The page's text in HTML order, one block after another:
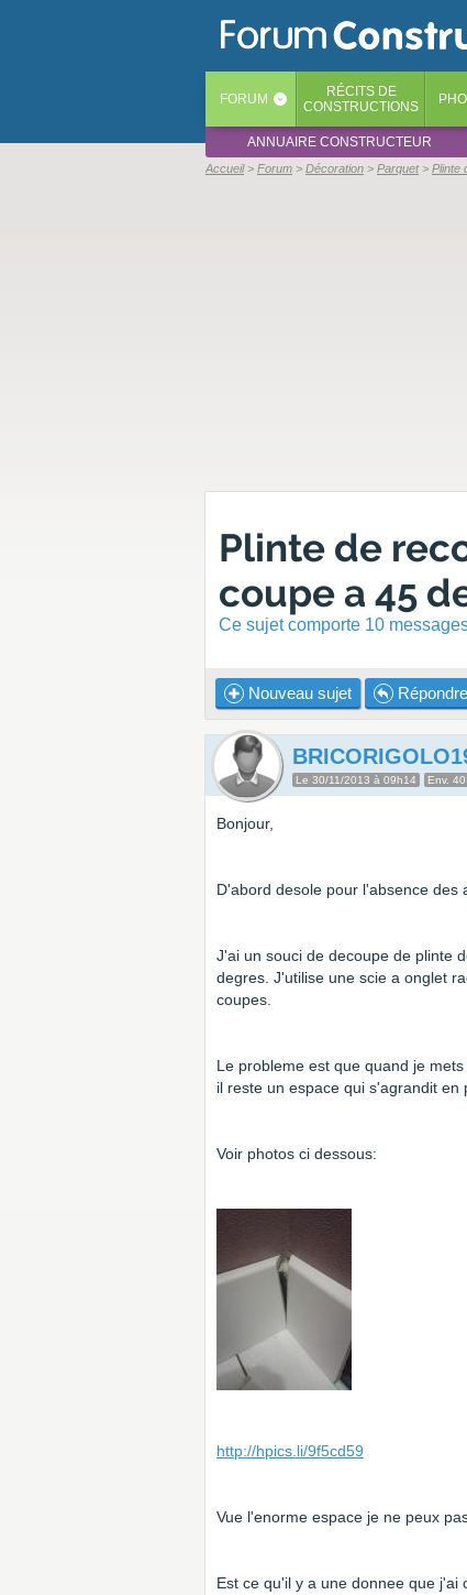
FORUM ‹ RÉCITS DE
CONSTRUCTIONS
ANNUAIRE CONSTRUCTEUR
Accueil Forum Décoration Parquet Plinte
Plinte de
coupe a 45
Ce sujet comporte 10
Nouveau sujet Répondre
Le 30/11/2013 à 09h14 Env.
Bonjour,
D'abord desole pour l'absence des
J'ai un souci de decoupe de plinte
degres. J'utilise une scie a onglet
coupes.
Le probleme est que quand je
il reste un espace qui s'agrandit en
Voir photos ci dessous:
http://hpics.li/9f5cd59
Vue l'enorme espace je ne peux
Est ce qu'il y a une donnee que